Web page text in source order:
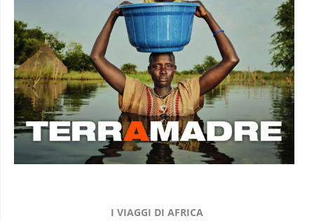
I VIAGGI DI AFRICA